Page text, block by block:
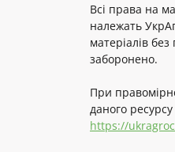
Всі права на
належать
матеріалів
заборонено.
При
даного
https://